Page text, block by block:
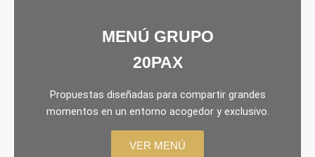
MENÚ GRUPO
20PAX
Propuestas diseñadas para compartir grandes
momentos en un entorno acogedor y exclusivo.
VER MENÚ